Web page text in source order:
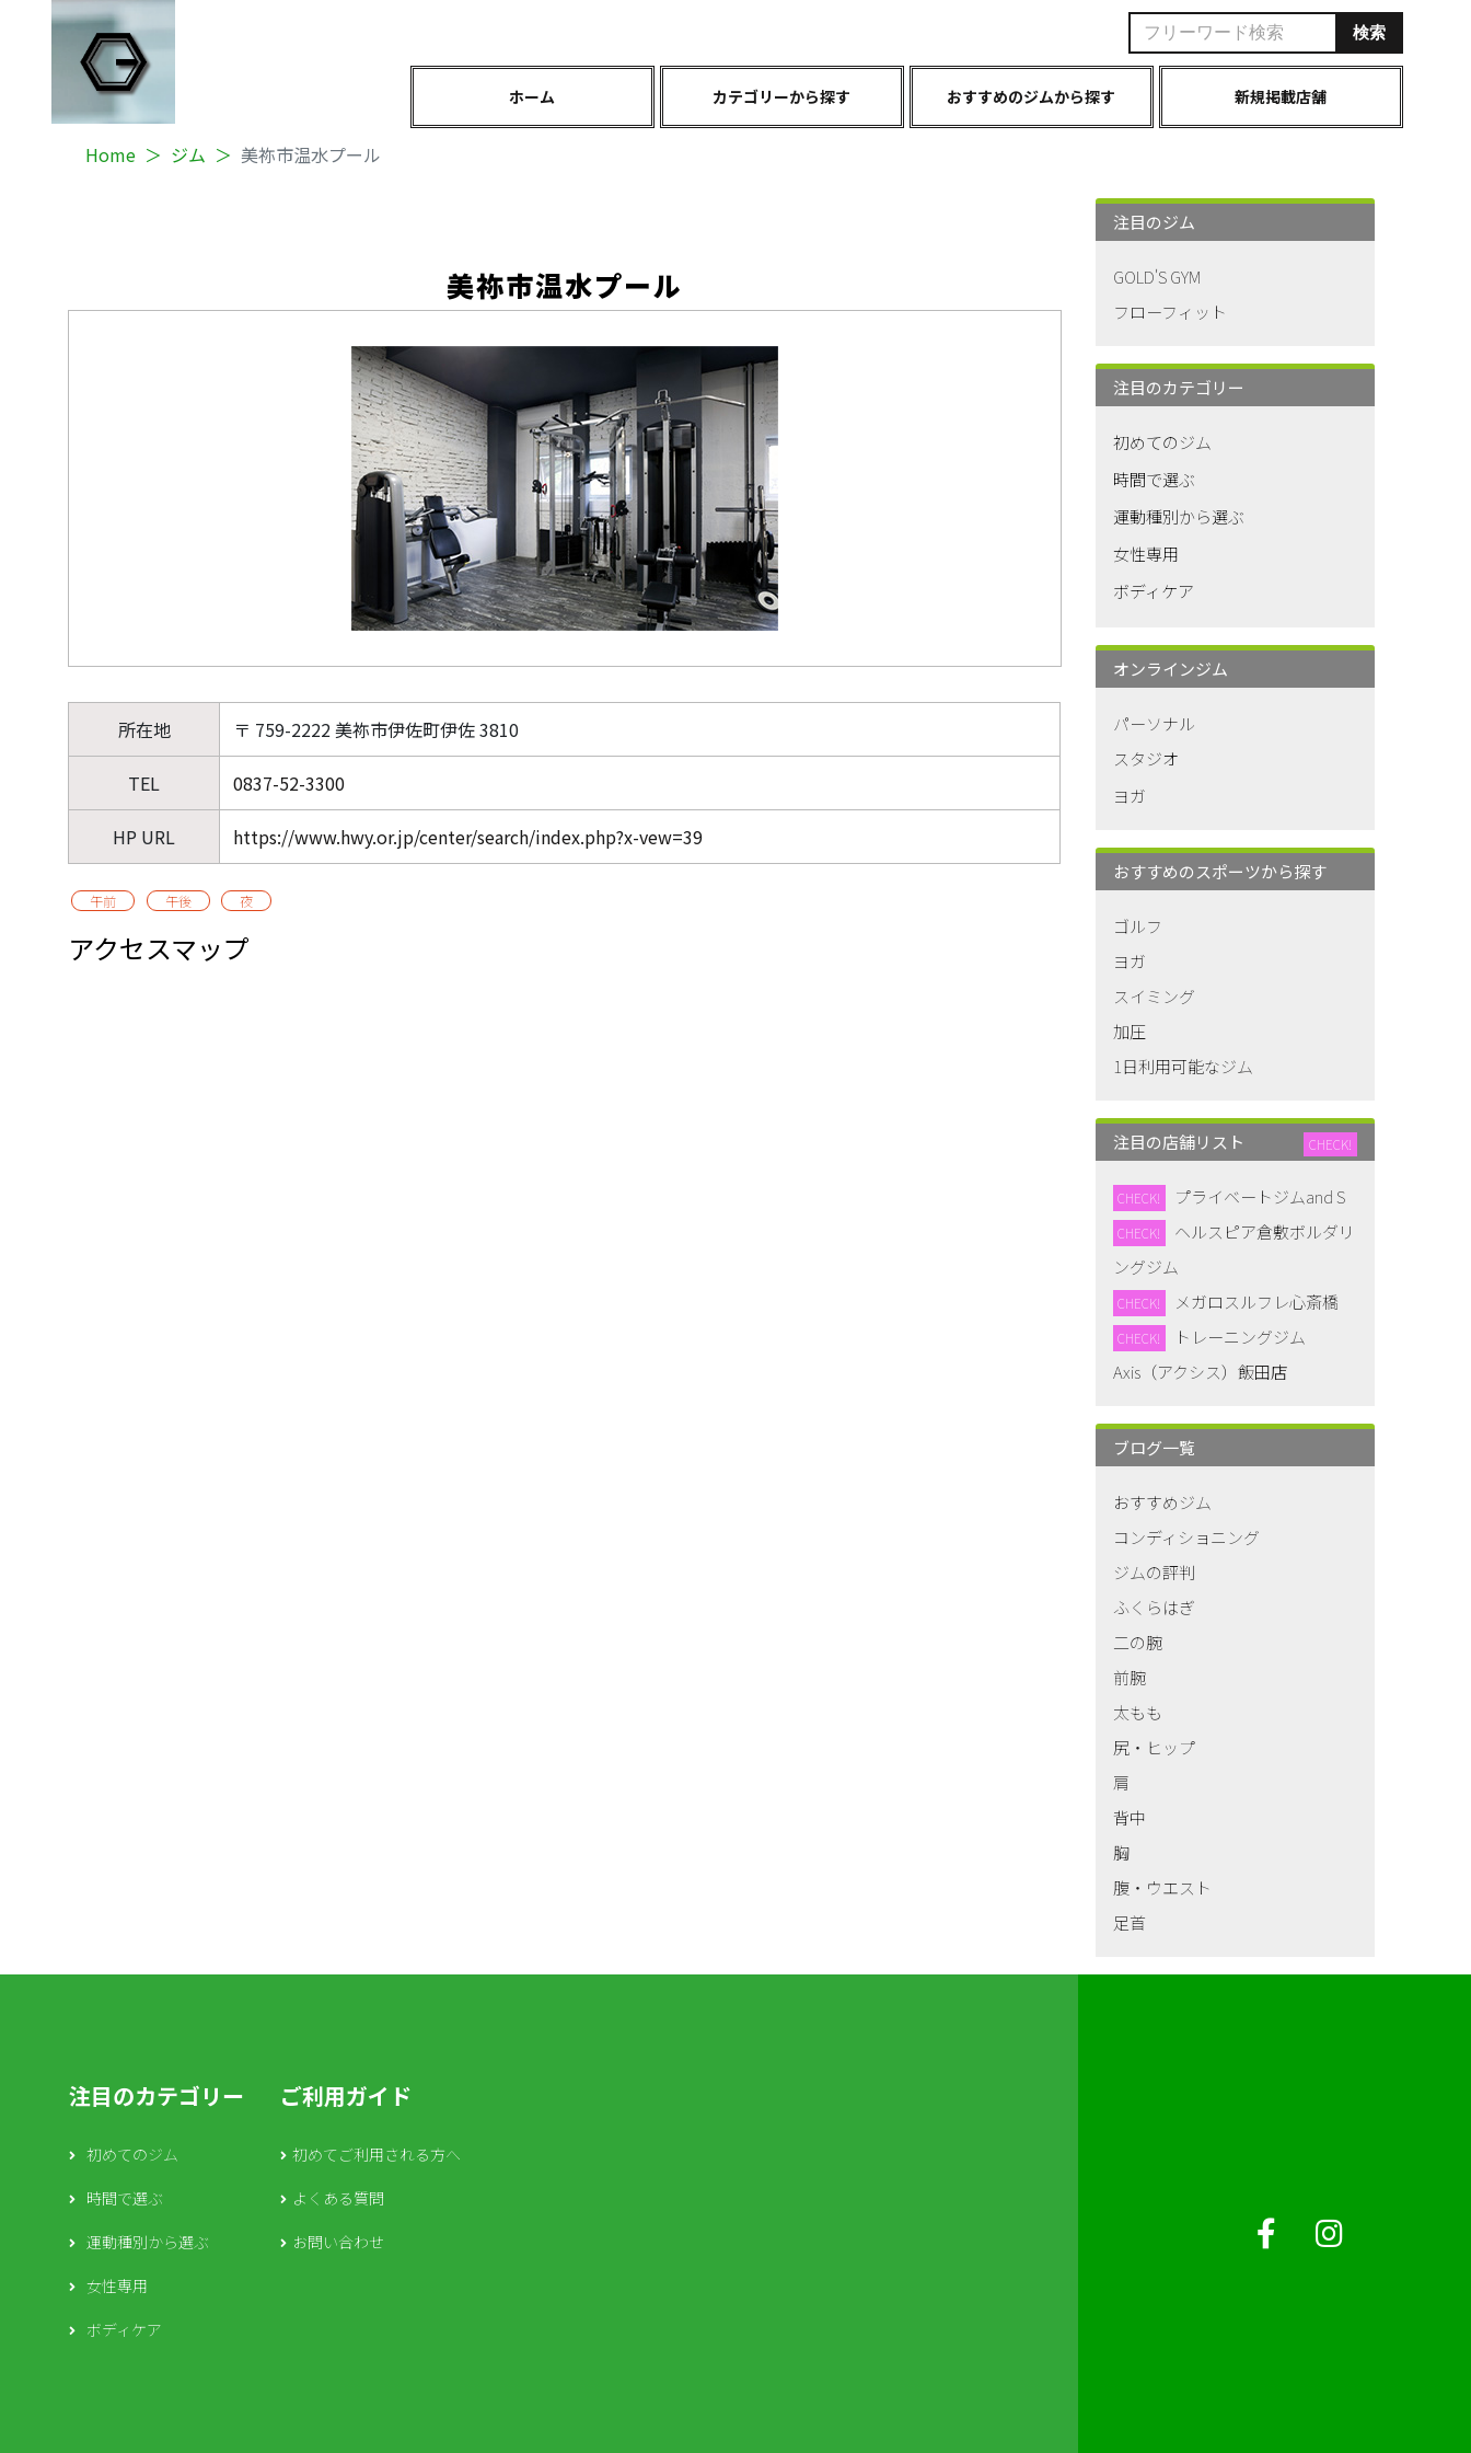
ホーム カテゴリーから探す おすすめのジムから探す 新規掲載店舗
Home ジム 美祢市温水プール
美祢市温水プール
所在地 〒 759-2222 美祢市伊佐町伊佐 3810
TEL 0837-52-3300
HP URL https://www.hwy.or.jp/center/search/index.php?x-vew=39
午前 午後 夜
アクセスマップ
注目のジム
GOLD'S GYM
フローフィット
注目のカテゴリー
初めてのジム
時間で選ぶ
運動種別から選ぶ
女性専用
ボディケア
オンラインジム
パーソナル
スタジオ
ヨガ
おすすめのスポーツから探す
ゴルフ
ヨガ
スイミング
加圧
1日利用可能なジム
注目の店舗リスト CHECK!
CHECK! プライベートジムand S
CHECK!
ヘルスピア倉敷ボルダリ
ングジム
CHECK! メガロスルフレ心斎橋
CHECK!
トレーニングジム
Axis（アクシス）飯田店
ブログ一覧
おすすめジム
コンディショニング
ジムの評判
ふくらはぎ
二の腕
前腕
太もも
尻・ヒップ
肩
背中
胸
腹・ウエスト
足首
注目のカテゴリー
初めてのジム
時間で選ぶ
運動種別から選ぶ
女性専用
ボディケア
ご利用ガイド
初めてご利用される方へ
よくある質問
お問い合わせ